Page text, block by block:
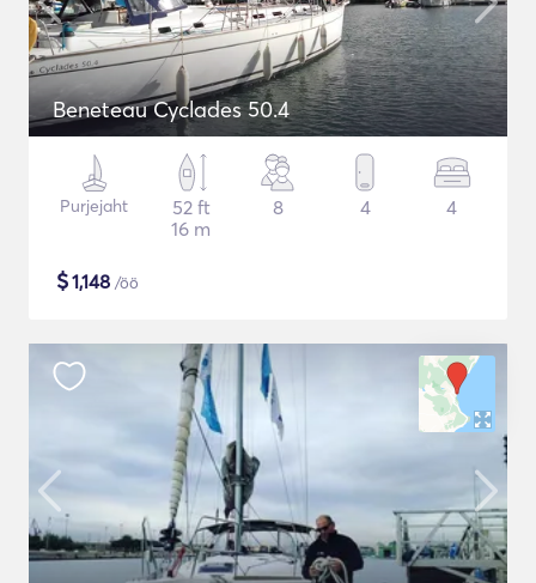
Beneteau Cyclades 50.4
Purjejaht
52 ft
16 m
8 4 4
$1,148 /öö